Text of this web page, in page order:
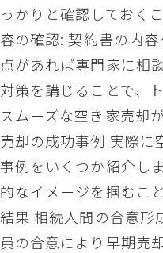
っかりと確認しておく
容の確認: 契約書の内
点があれば専門家に相
対策を講じることで、
スムーズな空き家売却
売却の成功事例 実際に
事例をいくつか紹介し
的なイメージを掴むこ
結果 相続人間の合意形
員の合意により早期売